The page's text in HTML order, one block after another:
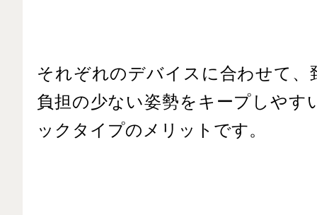
それぞれのデバイスに合わせて、
負担の少ない姿勢をキープしやす
ックタイプのメリットです。